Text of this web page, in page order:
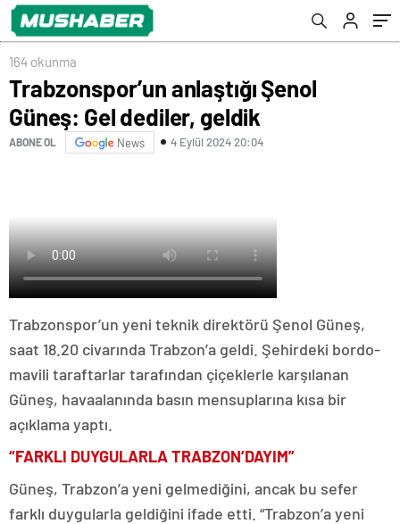
164 okunma
Trabzonspor’un anlaştığı Şenol
Güneş: Gel dediler, geldik
ABONE OL News 4 Eylül 2024 20:04
Trabzonspor’un yeni teknik direktörü Şenol Güneş,
saat 18.20 civarında Trabzon’a geldi. Şehirdeki bordo-
mavili taraftarlar tarafından çiçeklerle karşılanan
Güneş, havaalanında basın mensuplarına kısa bir
açıklama yaptı.
“FARKLI DUYGULARLA TRABZON’DAYIM”
Güneş, Trabzon’a yeni gelmediğini, ancak bu sefer
farklı duygularla geldiğini ifade etti. “Trabzon’a yeni